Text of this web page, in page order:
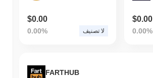
$0.00
0.00% لا تصنيف
$0.00
0.00%
FARTHUB